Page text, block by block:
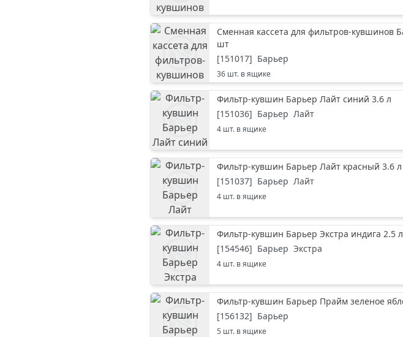
Сменная кассета для фильтров-кувшинов
шт
[151017] Барьер
36 шт. в ящике
Фильтр-кувшин Барьер Лайт синий 3.6 л
[151036] Барьер Лайт
4 шт. в ящике
Фильтр-кувшин Барьер Лайт красный 3.6 л
[151037] Барьер Лайт
4 шт. в ящике
Фильтр-кувшин Барьер Экстра индига 2.5 л
[154546] Барьер Экстра
4 шт. в ящике
Фильтр-кувшин Барьер Прайм зеленое
[156132] Барьер
5 шт. в ящике